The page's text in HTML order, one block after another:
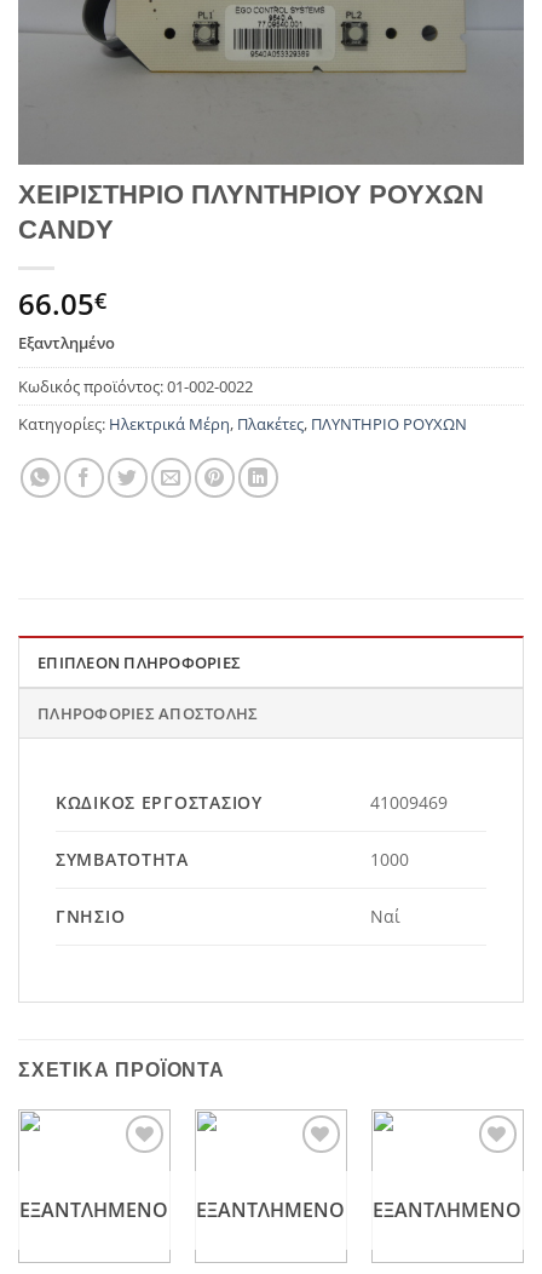
ΧΕΙΡΙΣΤΗΡΙΟ ΠΛΥΝΤΗΡΙΟΥ ΡΟΥΧΩΝ
CANDY
66.05€
Εξαντλημένο
Κωδικός προϊόντος:01-002-0022
Κατηγορίες: Ηλεκτρικά Μέρη, Πλακέτες, ΠΛΥΝΤΗΡΙΟ ΡΟΥΧΩΝ
ΕΠΙΠΛΈΟΝ ΠΛΗΡΟΦΟΡΊΕΣ
ΠΛΗΡΟΦΟΡΊΕΣ ΑΠΟΣΤΟΛΉΣ
ΚΩΔΙΚΌΣ ΕΡΓΟΣΤΑΣΊΟΥ 41009469
ΣΥΜΒΑΤΌΤΗΤΑ 1000
ΓΝΉΣΙΟ Ναί
ΣΧΕΤΙΚΆ ΠΡΟΪΌΝΤΑ
ΕΞΑΝΤΛΗΜΈΝΟ ΕΞΑΝΤΛΗΜΈΝΟ ΕΞΑΝΤΛΗΜΈΝΟ